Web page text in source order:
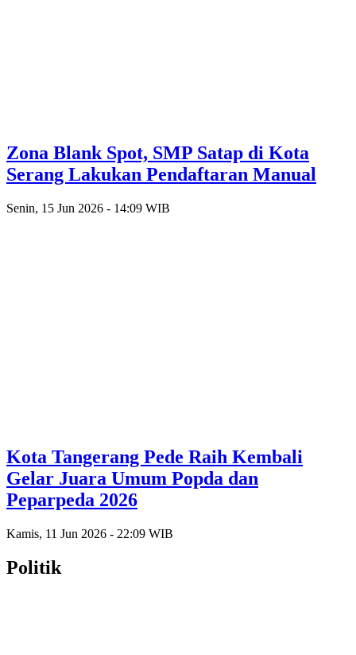
Zona Blank Spot, SMP Satap di Kota
Serang Lakukan Pendaftaran Manual
Senin, 15 Jun 2026 - 14:09 WIB
Kota Tangerang Pede Raih Kembali
Gelar Juara Umum Popda dan
Peparpeda 2026
Kamis, 11 Jun 2026 - 22:09 WIB
Politik